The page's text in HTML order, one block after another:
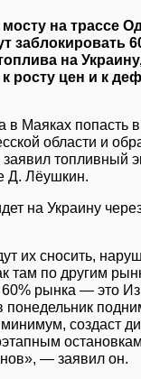
на трассе
заблокировать
на
росту цен и к
в Маяках попасть в
области и
топливный
Д. Лёушкин.
на Украину
их сносить,
там по другим
60% рынка — это
понедельник
создаст
— заявил он.